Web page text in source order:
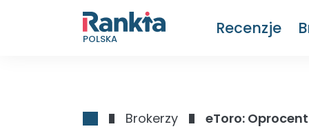
POLSKA
Recenzje
Brokerzy eToro: